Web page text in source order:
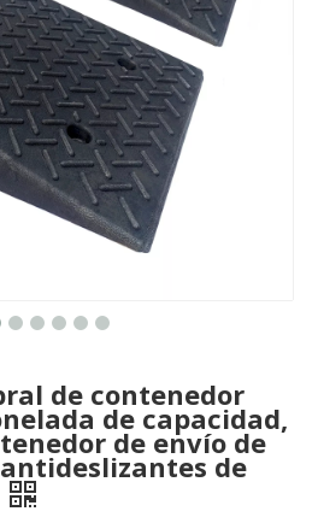
de contenedor
de capacidad,
de envío de
de